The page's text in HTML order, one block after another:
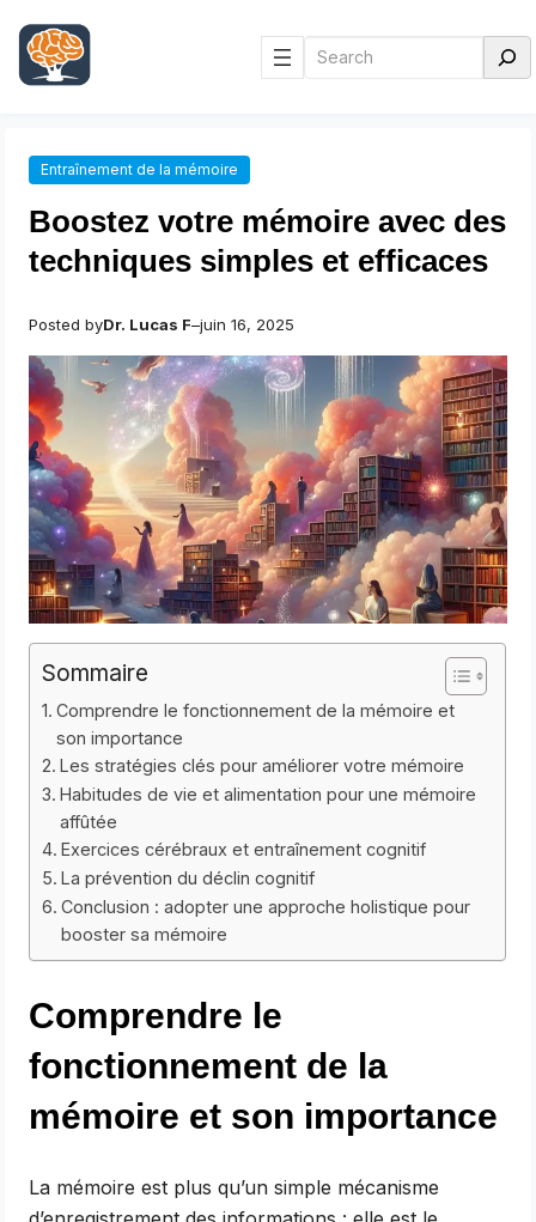
contenu
Rechercher
Entraînement de la mémoire
Boostez votre mémoire avec des
techniques simples et efficaces
Posted byDr. Lucas F–juin 16, 2025
Sommaire
Comprendre le fonctionnement de la mémoire et
son importance
Les stratégies clés pour améliorer votre mémoire
Habitudes de vie et alimentation pour une mémoire
affûtée
Exercices cérébraux et entraînement cognitif
La prévention du déclin cognitif
Conclusion : adopter une approche holistique pour
booster sa mémoire
Comprendre le
fonctionnement de la
mémoire et son importance
La mémoire est plus qu’un simple mécanisme